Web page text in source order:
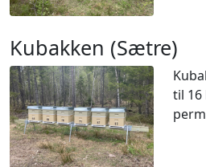
Kubakken (Sætre)
til 16